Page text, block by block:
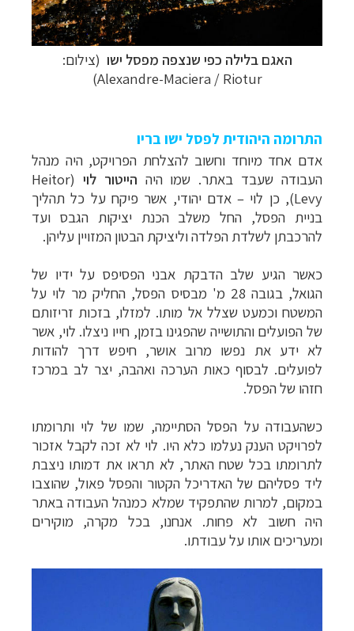
האגם בלילה כפי שנצפה מפסל ישו (צילום:
Alexandre-Maciera / Riotur)
התרומה היהודית לפסל ישו בריו
אדם אחד מיוחד וחשוב להצלחת הפרויקט, היה מנהל
העבודה שעבד באתר. שמו היה הייטור לוי (
Heitor
Levy), כן לוי – אדם יהודי, אשר פיקח על כל תהליך
בניית הפסל, החל משלב הכנת יציקות הגבס ועד
להרכבתן לשלדת הפלדה וליציקת הבטון המזויין עליהן.
כאשר הגיע שלב הדבקת אבני הפסיפס על ידיו של
הגואל, בגובה 28 מ' מבסיס הפסל, החליק מר לוי על
המשטח וכמעט שצלל אל מותו. למזלו, בזכות זריזותם
של הפועלים והתושייה שהפגינו בזמן, חייו ניצלו. לוי, אשר
לא ידע את נפשו מרוב אושר, חיפש דרך להודות
לפועלים. לבסוף כאות הערכה ואהבה, יצר לב במרכז
חזהו של הפסל.
כשהעבודה על הפסל הסתיימה, שמו של לוי ותרומתו
לפרויקט הענק נעלמו כלא היו. לוי לא זכה לקבל אזכור
לתרומתו בכל שטח האתר, לא תראו את דמותו ניצבת
ליד פסליהם של האדריכל הקטור והפסל פאול, שהוצבו
במקום, למרות שהתפקיד שמלא כמנהל העבודה באתר
היה חשוב לא פחות. אנחנו, בכל מקרה, מוקירים
ומעריכים אותו על עבודתו.